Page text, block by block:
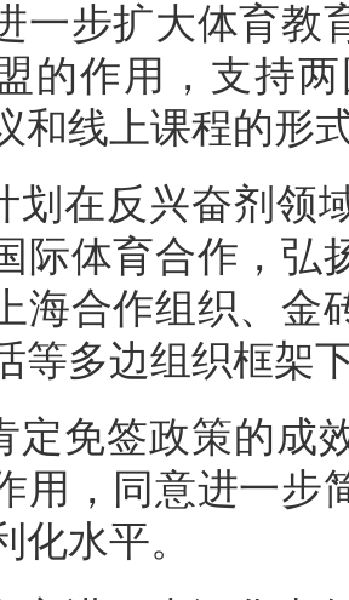
一步扩大体育教
的作用，支持
和线上课程的形
划在反兴奋剂领
际体育合作，弘
海合作组织、金
等多边组织框架
定免签政策的成
用，同意进一步
化水平。